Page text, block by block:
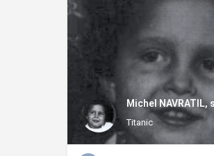
Michel NAVRATIL,
Titanic